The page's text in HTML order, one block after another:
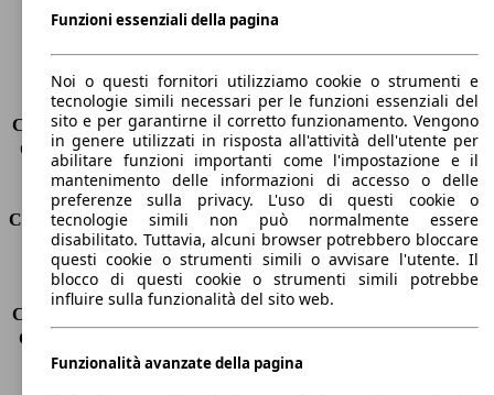
Carico massimo
-
Porte
4
Sedili
5
Carico sul tetto
-
Capacità di traino (senza freni) -
Capacità di traino (con freni)
1600 kg
Volume del bagagliaio
480 l
Consumi
Emissioni di CO2*
109 g/km (komb.)
Consumo (urbano)
5.3 l/100km
Consumo (extra-urbano)
Consumo (combinato)*
Classe di emissione
Euro 6
Funzioni essenziali della pagina
Noi o questi fornitori utilizziamo cookie o strumenti e
tecnologie simili necessari per le funzioni essenziali del
sito e per garantirne il corretto funzionamento. Vengono
in genere utilizzati in risposta all'attività dell'utente per
abilitare funzioni importanti come l'impostazione e il
mantenimento delle informazioni di accesso o delle
preferenze sulla privacy. L'uso di questi cookie o
tecnologie simili non può normalmente essere
disabilitato. Tuttavia, alcuni browser potrebbero bloccare
questi cookie o strumenti simili o avvisare l'utente. Il
blocco di questi cookie o strumenti simili potrebbe
influire sulla funzionalità del sito web.
Funzionalità avanzate della pagina